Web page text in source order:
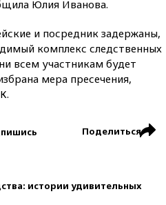
Юлия Иванова.
и посредник задержаны,
комплекс следственных
всем участникам будет
мера пресечения,
Поделиться
истории удивительных